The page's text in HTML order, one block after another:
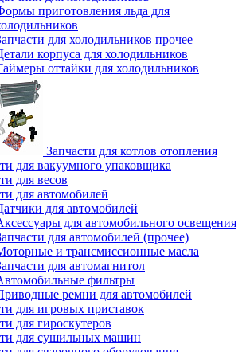
приготовления льда для
для холодильников прочее
корпуса для холодильников
оттайки для холодильников
Запчасти для котлов отопления
для вакуумного упаковщика
для весов
для автомобилей
для автомобилей
для автомобильного освещения
для автомобилей (прочее)
и трансмиссионные масла
для автомагнитол
фильтры
ремни для автомобилей
для игровых приставок
для гироскутеров
для сушильных машин